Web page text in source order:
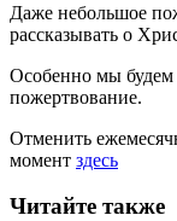
Даже небольшое
рассказывать о
Особенно мы будем
пожертвование.
Отменить
момент здесь
Читайте также